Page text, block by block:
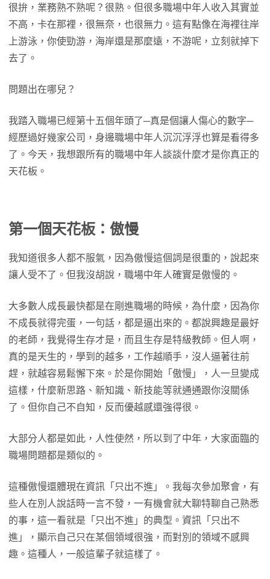
很拚，業務熟不熟呢？很熟。但很多職場中年人收入其實並
不高，卡在那裡，很無奈，也很無力。這有點像在海裡往岸
上游泳，你使勁游，海岸還是那麼遠，不游呢，立刻就掉下
去了。
問題出在哪兒？
我踏入職場已經第十五個年頭了─真是個讓人傷心的數字─
經歷過好幾家公司，身邊職場中年人沉沉浮浮也算是看得多
了。今天，我想跟所有的職場中年人談談什麼才是你真正的
天花板。
第一個天花板：傲慢
我知道很多人都不服氣，因為傲慢這個詞是很重的，說起來
讓人受不了。但我沒胡說，職場中年人確實是傲慢的。
大多數人成長最快都是在剛進職場的時候，為什麼，因為你
不成長就得完蛋，一句話，都是逼出來的。都說興趣是最好
的老師，我覺得生存才是，而且生存是特級教師。但人啊，
真的是天生的，學到的越多，工作越順手，沒人逼著往前
趕，就越容易鬆懈下來。於是你開始「傲慢」，人一旦變成
這樣，什麼新思路、新知識、新技能等就通通跟你沒關係
了。但你自己不自知，反而優越感還強得很。
大部分人都是如此，人性使然，所以到了中年，大家面臨的
職場問題都是類似的。
這種傲慢還體現在資訊「只出不進」。我每次參加聚會，有
些人在別人說話時一言不發，一有機會就大聊特聊自己熟悉
的事，這一看就是「只出不進」的典型。資訊「只出不
進」，顯示自己只在某個領域很強，而對別的領域不感興
趣。這種人，一般這輩子就這樣了。